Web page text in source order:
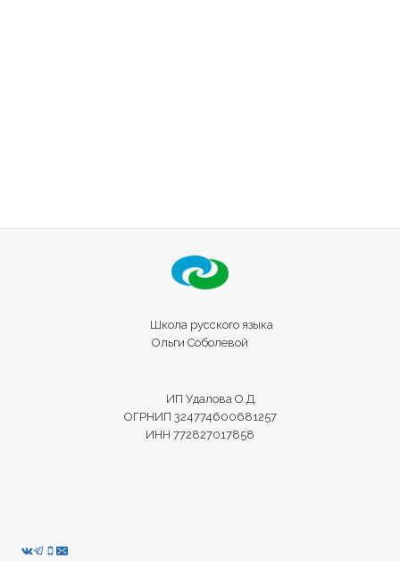
Школа русского языка
Ольги Соболевой
ИП Удалова О.Д.
ОГРНИП 324774600681257
ИНН 772827017858